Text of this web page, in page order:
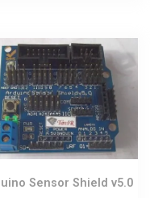
Sensor Shield v5.0